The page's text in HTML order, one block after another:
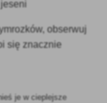
obserwuj
się znacznie
je w cieplejsze